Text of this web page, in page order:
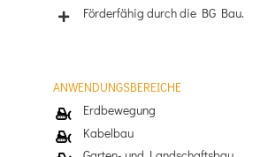
Förderfähig durch die BG Bau.
ANWENDUNGSBEREICHE
Erdbewegung
Kabelbau